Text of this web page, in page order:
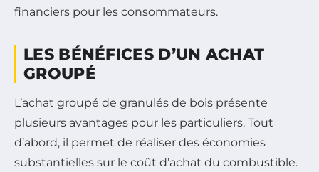
financiers pour les consommateurs.
LES BÉNÉFICES D’UN ACHAT
GROUPÉ
L’achat groupé de granulés de bois présente
plusieurs avantages pour les particuliers. Tout
d’abord, il permet de réaliser des économies
substantielles sur le coût d’achat du combustible.